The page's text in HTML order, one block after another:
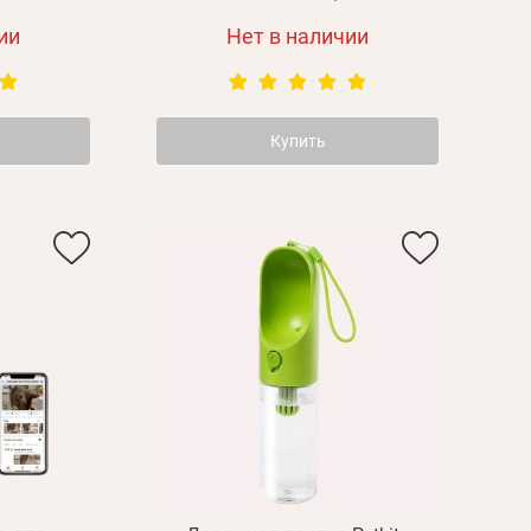
Нет в наличии
Купить
Зарегистрироваться